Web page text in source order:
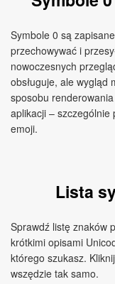
Symbole 0 są
przechowywać i
nowoczesnych
obsługuje, ale wygląd
sposobu
aplikacji – szczególnie
emoji.
Lista
Sprawdź listę znaków
krótkimi opisami
którego szukasz.
wszędzie tak samo.